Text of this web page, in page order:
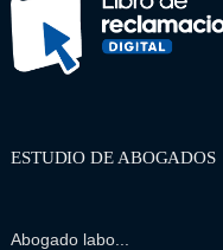
ESTUDIO DE ABOGADOS
Abogado labo...